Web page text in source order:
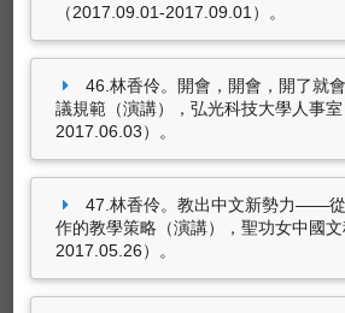
（2017.09.01-2017.09.01）。
46.林香伶。開會，開會，開了就
議規範（演講），弘光科技大學人事
2017.06.03）。
47.林香伶。教出中文新勢力——
作的教學策略（演講），聖功女中國
2017.05.26）。